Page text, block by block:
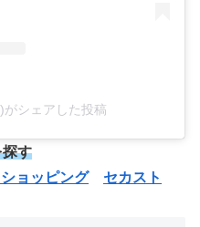
シェアした投稿
す
ョッピング セカスト